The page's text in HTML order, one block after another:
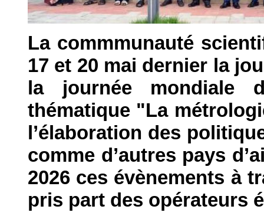
La commmunauté
17 et 20 mai dernier la
la journée mondiale
thématique "La
l’élaboration des
comme d’autres pays
2026 ces évènements à
pris part des opérateurs